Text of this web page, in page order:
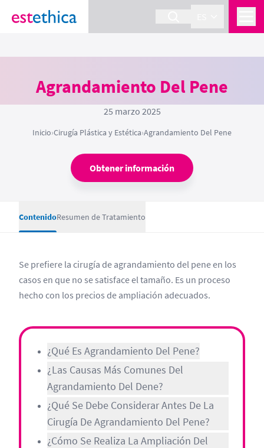
Agrandamiento Del Pene
25 marzo 2025
Inicio›Cirugía Plástica y Estética›Agrandamiento Del Pene
Obtener información
ContenidoResumen de Tratamiento
Se prefiere la cirugía de agrandamiento del pene en los
casos en que no se satisface el tamaño. Es un proceso
hecho con los precios de ampliación adecuados.
¿Qué Es Agrandamiento Del Pene?
¿Las Causas Más Comunes Del
Agrandamiento Del Dene?
¿Qué Se Debe Considerar Antes De La
Cirugía De Agrandamiento Del Pene?
¿Cómo Se Realiza La Ampliación Del